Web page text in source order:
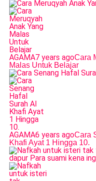
AGAMA7 years agoCara
Malas Untuk Belajar
AGAMA6 years agoCara
Khafi Ayat 1 Hingga 10.